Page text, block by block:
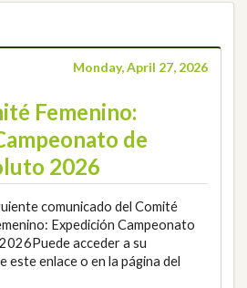
Monday, April 27, 2026
Femenino:
de
2026
comunicado del Comité
Expedición Campeonato
acceder a su
este enlace o en la página del